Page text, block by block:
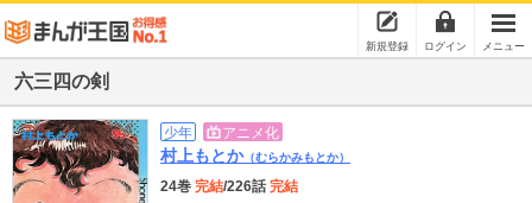
新規登録 ログイン メニュー
六三四の剣
少年 アニメ化
村上もとか（むらかみもとか）
24巻 完結/226話完結